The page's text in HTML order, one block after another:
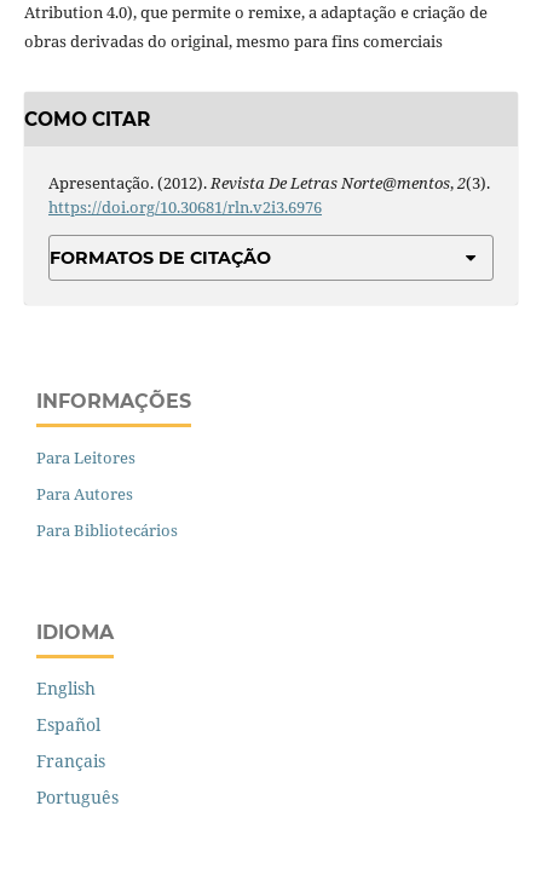
Atribution 4.0), que permite o remixe, a adaptação e criação de
obras derivadas do original, mesmo para fins comerciais
COMO CITAR
Apresentação. (2012).Revista De Letras Norte@mentos,2(3).
https://doi.org/10.30681/rln.v2i3.6976
FORMATOS DE CITAÇÃO
INFORMAÇÕES
Para Leitores
Para Autores
Para Bibliotecários
IDIOMA
English
Español
Français
Português